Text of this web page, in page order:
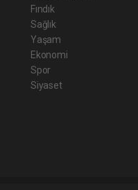
Fındık
Sağlık
Yaşam
Ekonomi
Spor
Siyaset